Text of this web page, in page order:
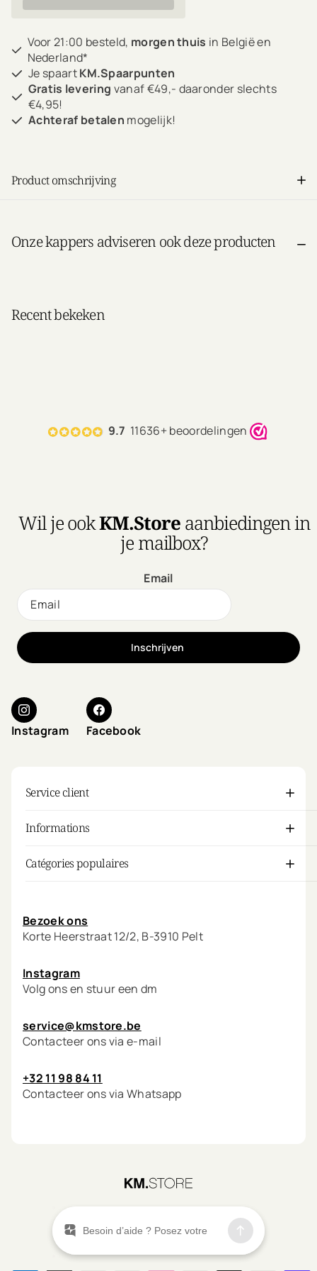
Voor 21:00 besteld, morgen thuis in België en
Nederland*
Je spaartKM.Spaarpunten
Gratis levering vanaf €49,- daaronder slechts
€4,95!
Achteraf betalen mogelijk!
Product omschrijving
Onze kappers adviseren ook deze producten
Recent bekeken
9.7 11636+ beoordelingen
Wil je ookKM.Storeaanbiedingen in
je mailbox?
Email
Inschrijven
Instagram Facebook
Service client
Informations
Catégories populaires
Bezoek ons
Korte Heerstraat 12/2, B-3910 Pelt
Instagram
Volg ons en stuur een dm
service@kmstore.be
Contacteer ons via e-mail
+32 11 98 84 11
Contacteer ons via Whatsapp